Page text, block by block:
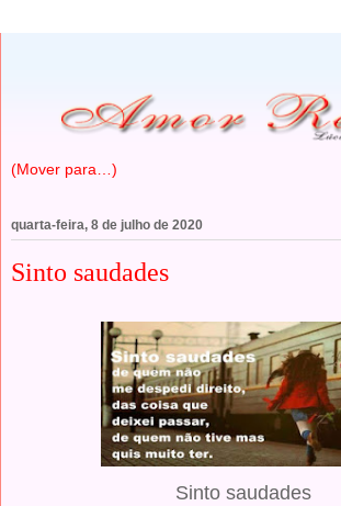
quarta-feira, 8 de julho de 2020
Sinto saudades
Sinto saudades